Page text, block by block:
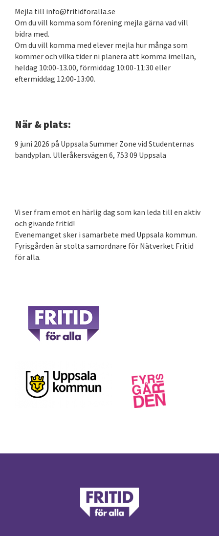
Mejla till info@fritidforalla.se
Om du vill komma som förening mejla gärna vad vill
bidra med.
Om du vill komma med elever mejla hur många som
kommer och vilka tider ni planera att komma imellan,
heldag 10:00-13.00, förmiddag 10:00-11:30 eller
eftermiddag 12:00-13:00.
När & plats:
9 juni 2026 på Uppsala Summer Zone vid Studenternas
bandyplan. Ulleråkersvägen 6, 753 09 Uppsala
Vi ser fram emot en härlig dag som kan leda till en aktiv
och givande fritid!
Evenemanget sker i samarbete med Uppsala kommun.
Fyrisgården är stolta samordnare för Nätverket Fritid
för alla.